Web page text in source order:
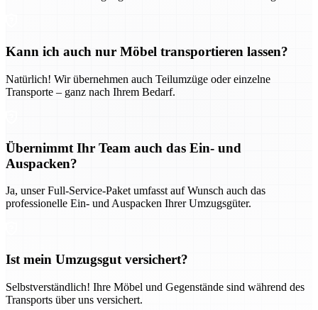
Kann ich auch nur Möbel transportieren lassen?
Natürlich! Wir übernehmen auch Teilumzüge oder einzelne
Transporte – ganz nach Ihrem Bedarf.
Übernimmt Ihr Team auch das Ein- und
Auspacken?
Ja, unser Full-Service-Paket umfasst auf Wunsch auch das
professionelle Ein- und Auspacken Ihrer Umzugsgüter.
Ist mein Umzugsgut versichert?
Selbstverständlich! Ihre Möbel und Gegenstände sind während des
Transports über uns versichert.